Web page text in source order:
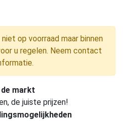
op voorraad maar binnen
u regelen. Neem contact
markt
de juiste prijzen!